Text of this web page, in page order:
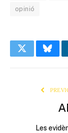
opinió
Twitter
Les